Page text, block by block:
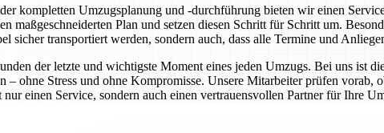
kompletten Umzugsplanung und -durchführung bieten wir einen
maßgeschneiderten Plan und setzen diesen Schritt für Schritt um.
sicher transportiert werden, sondern auch, dass alle Termine und
der letzte und wichtigste Moment eines jeden Umzugs. Bei uns ist
– ohne Stress und ohne Kompromisse. Unsere Mitarbeiter prüfen
einen Service, sondern auch einen vertrauensvollen Partner für Ihre